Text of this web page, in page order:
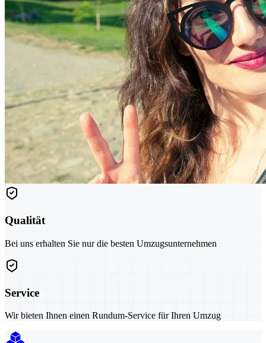
Qualität
Bei uns erhalten Sie nur die besten Umzugsunternehmen
Service
Wir bieten Ihnen einen Rundum-Service für Ihren Umzug